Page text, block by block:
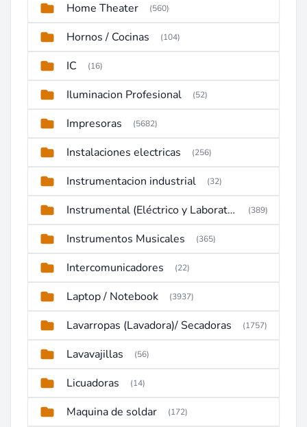
Home Theater (560)
Hornos / Cocinas (104)
IC (16)
Iluminacion Profesional (52)
Impresoras (5682)
Instalaciones electricas (256)
Instrumentacion industrial (32)
Instrumental (Eléctrico y Laboratorio) (389)
Instrumentos Musicales (365)
Intercomunicadores (22)
Laptop / Notebook (3937)
Lavarropas (Lavadora)/ Secadoras (1757)
Lavavajillas (56)
Licuadoras (14)
Maquina de soldar (172)